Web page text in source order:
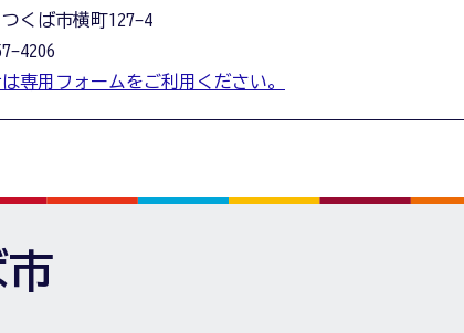
くば市横町127-4
4206
専用フォームをご利用ください。